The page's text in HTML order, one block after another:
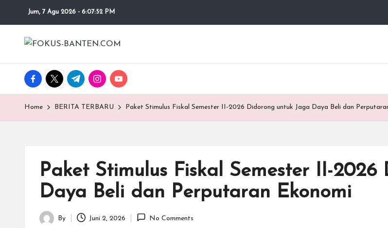
Skip
Jum, 7 Agu 2026 - 6:07:53 PM
F
O
K
U
facebook.com
twitter.com
t.me instagram.com
youtube.com
Home BERITA TERBARU Paket Stimulus Fiskal Semester II-2026 Didorong untuk Jaga Daya Beli dan
Paket Stimulus Fiskal Semester II-
Daya Beli dan Perputaran Ekonomi
Posted
By Juni 2, 2026 No Comments